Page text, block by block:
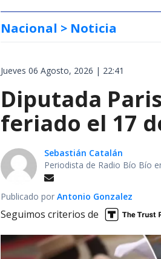
Nacional > Noticia
Jueves 06 Agosto, 2026 | 22:41
Diputada
feriado el 17
Sebastián Catalán
Periodista de Radio Bío Bío
Publicado por Antonio Gonzalez
Seguimos criterios de